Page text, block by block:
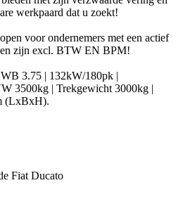
werkpaard dat u zoekt!
voor ondernemers met een actief
zijn excl. BTW EN BPM!
3.75 | 132kW/180pk |
3500kg | Trekgewicht 3000kg |
(LxBxH).
Fiat Ducato